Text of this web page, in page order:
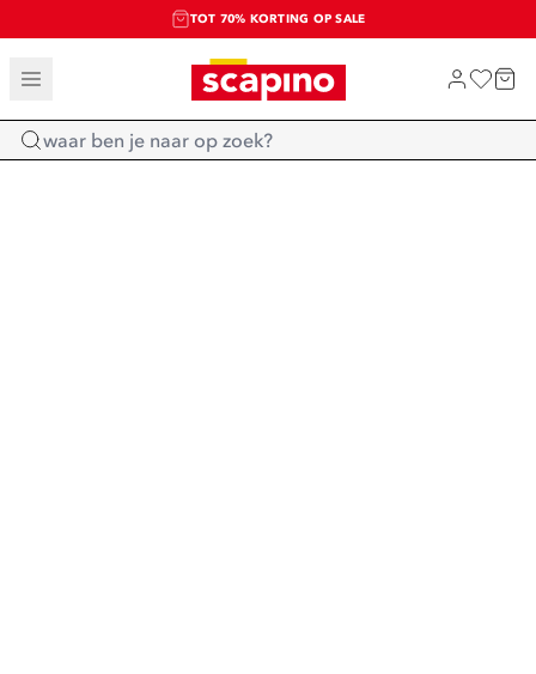
TOT 70% KORTING OP SALE
SALE: LAATSTE KANS!
SHOP NIEUW
Home